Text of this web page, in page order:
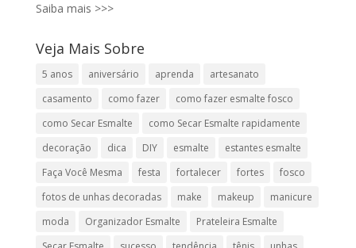
Saiba mais >>>
Veja Mais Sobre
5 anos aniversário aprenda
artesanato
casamento
como fazer
como fazer esmalte fosco
como Secar Esmalte
como Secar Esmalte rapidamente
decoração
dica DIY esmalte
estantes esmalte
Faça Você Mesma
festa fortalecer fortes
fosco
fotos de unhas decoradas
make makeup
manicure
moda
Organizador Esmalte
Prateleira Esmalte